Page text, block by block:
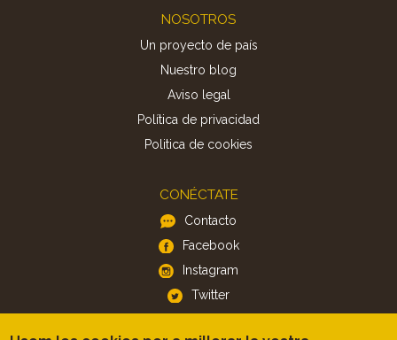
NOSOTROS
Un proyecto de país
Nuestro blog
Aviso legal
Política de privacidad
Politica de cookies
CONÉCTATE
Contacto
Facebook
Instagram
Twitter